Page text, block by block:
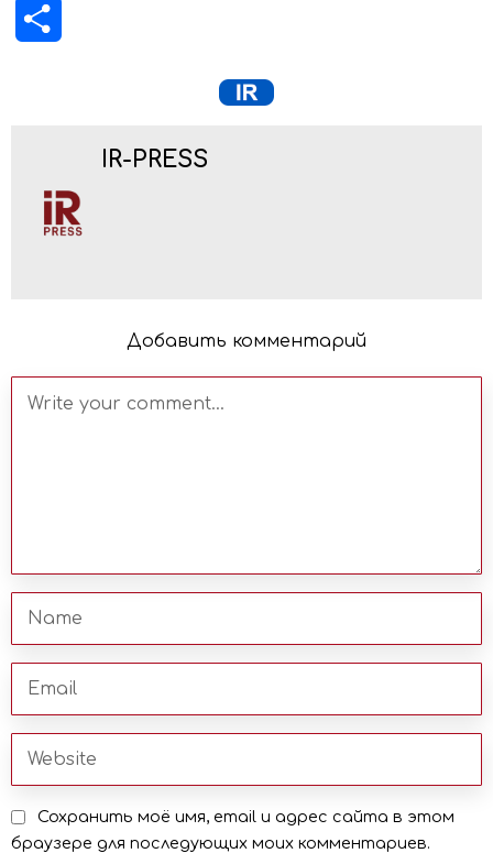
IR-PRESS
Добавить комментарий
Сохранить моё имя, email и адрес сайта в этом
браузере для последующих моих комментариев.